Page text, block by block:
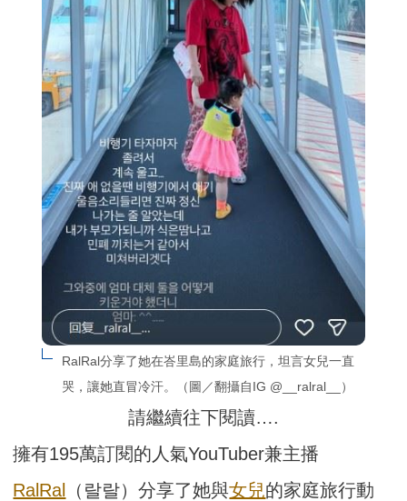
RalRal分享了她在峇里島的家庭旅行，坦言女兒一直
哭，讓她直冒冷汗。（圖／翻攝自IG @__ralral__）
請繼續往下閱讀….
擁有195萬訂閱的人氣YouTuber兼主播
RalRal （랄랄）分享了她與女兒的家庭旅行動